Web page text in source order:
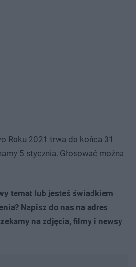
Roku 2021 trwa do końca 31
5 stycznia. Głosować można
temat lub jesteś świadkiem
Napisz do nas na adres
na zdjęcia, filmy i newsy